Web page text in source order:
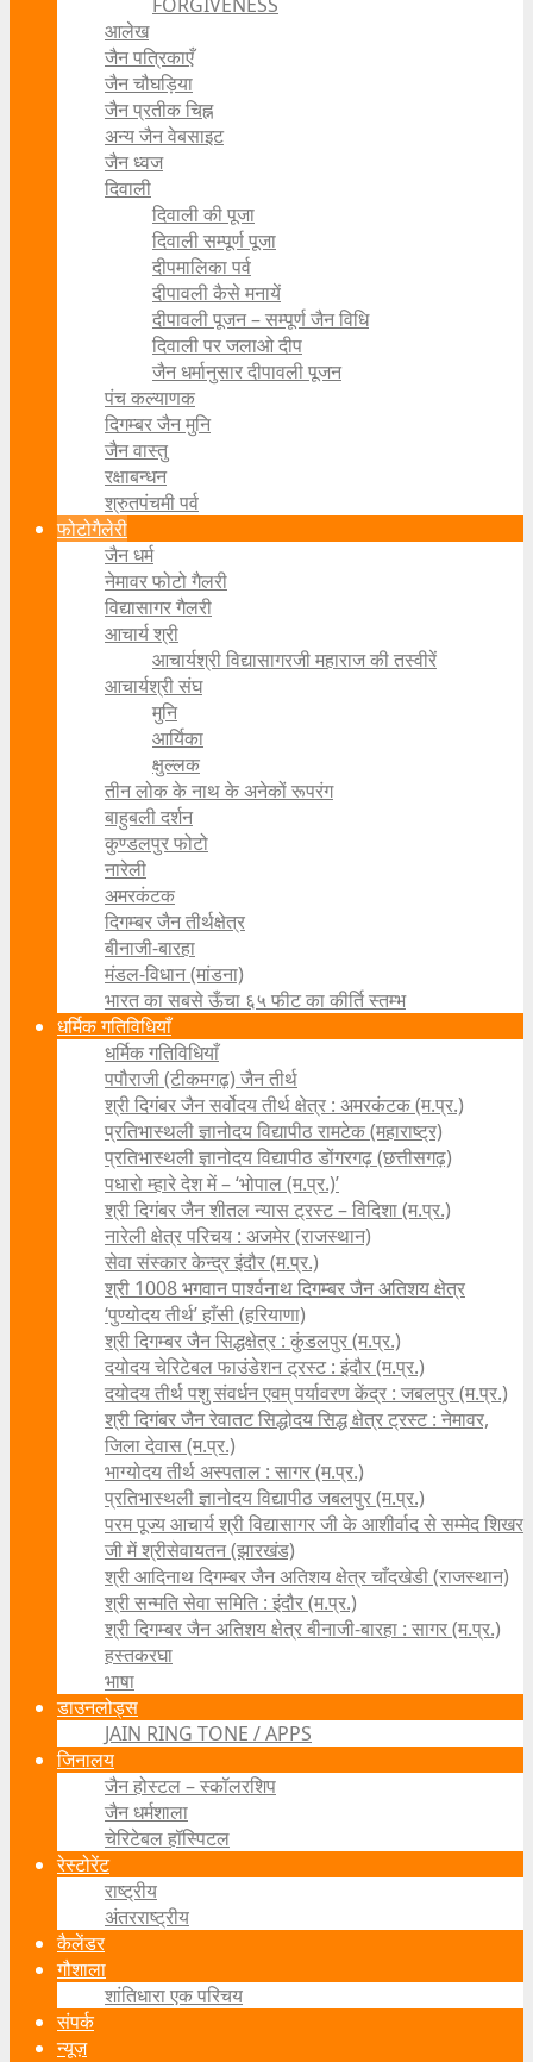
आलेख
जैन पत्रिकाएँ
जैन चौघड़िया
जैन प्रतीक चिह्न
अन्य जैन वेबसाइट
जैन ध्वज
दिवाली
दिवाली की पूजा
दिवाली सम्पूर्ण पूजा
दीपमालिका पर्व
दीपावली कैसे मनायें
दीपावली पूजन – सम्पूर्ण जैन विधि
दिवाली पर जलाओ दीप
जैन धर्मानुसार दीपावली पूजन
पंच कल्याणक
दिगम्बर जैन मुनि
जैन वास्तु
रक्षाबन्धन
श्रुतपंचमी पर्व
फोटोगैलेरी
जैन धर्म
नेमावर फोटो गैलरी
विद्यासागर गैलरी
आचार्य श्री
आचार्यश्री विद्यासागरजी महाराज की तस्वीरें
आचार्यश्री संघ
मुनि
आर्यिका
क्षुल्लक
तीन लोक के नाथ के अनेकों रूपरंग
बाहुबली दर्शन
कुण्डलपुर फोटो
नारेली
अमरकंटक
दिगम्बर जैन तीर्थक्षेत्र
बीनाजी-बारहा
मंडल-विधान (मांडना)
भारत का सबसे ऊँचा ६५ फीट का कीर्ति स्तम्भ
धर्मिक गतिविधियाँ
धर्मिक गतिविधियाँ
पपौराजी (टीकमगढ़) जैन तीर्थ
श्री दिगंबर जैन सर्वोदय तीर्थ क्षेत्र : अमरकंटक (म.प्र.)
प्रतिभास्थली ज्ञानोदय विद्यापीठ रामटेक (महाराष्ट्र)
प्रतिभास्थली ज्ञानोदय विद्यापीठ डोंगरगढ़ (छत्तीसगढ़)
पधारो म्हारे देश में – ‘भोपाल (म.प्र.)’
श्री दिगंबर जैन शीतल न्यास ट्रस्ट – विदिशा (म.प्र.)
नारेली क्षेत्र परिचय : अजमेर (राजस्थान)
सेवा संस्कार केन्द्र इंदौर (म.प्र.)
श्री 1008 भगवान पार्श्वनाथ दिगम्बर जैन अतिशय क्षे‍त्र
‘पुण्योदय तीर्थ’ हाँसी (हरियाणा)
श्री दिगम्बर जैन सिद्धक्षेत्र : कुंडलपुर (म.प्र.)
दयोदय चेरिटेबल फाउंडेशन ट्रस्ट : इंदौर (म.प्र.)
दयोदय तीर्थ पशु संवर्धन एवम्‌ पर्यावरण केंद्र : जबलपुर (म.प्र.)
श्री दिगंबर जैन रेवातट सिद्धोदय सिद्ध क्षेत्र ट्रस्ट : नेमावर,
जिला देवास (म.प्र.)
भाग्योदय तीर्थ अस्पताल : सागर (म.प्र.)
प्रतिभास्थली ज्ञानोदय विद्यापीठ जबलपुर (म.प्र.)
परम पूज्य आचार्य श्री विद्यासागर जी के आशीर्वाद से सम्मेद शिखर
जी में श्रीसेवायतन (झारखंड)
श्री आदिनाथ दिगम्बर जैन अतिशय क्षेत्र चाँदखेडी (राजस्थान)
श्री सन्मति सेवा समिति : इंदौर (म.प्र.)
श्री दिगम्बर जैन अतिशय क्षेत्र बीनाजी-बारहा : सागर (म.प्र.)
हस्तकरघा
भाषा
डाउनलोड्स
JAIN RING TONE / APPS
जिनालय
जैन होस्टल – स्कॉलरशिप
जैन धर्मशाला
चेरिटेबल हॉस्पिटल
रेस्टोरेंट
राष्ट्रीय
अंतरराष्ट्रीय
कैलेंडर
गौशाला
शांतिधारा एक परिचय
संपर्क
न्यूज़